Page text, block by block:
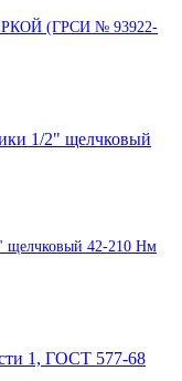
(ГРСИ № 93922-
щелчковый 42-210 Нм